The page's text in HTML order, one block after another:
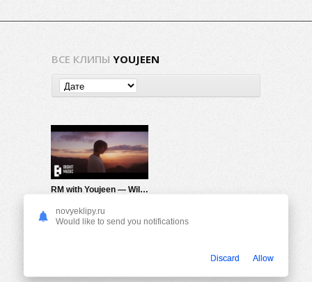
ВСЕ КЛИПЫ YOUJEEN
RM with Youjeen — Wild Flower
novyeklipy.ru
Would like to send you notifications
Discard Allow